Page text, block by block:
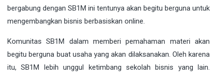
bergabung dengan SB1M ini tentunya akan begitu berguna untuk
mengembangkan bisnis berbasiskan online.
Komunitas SB1M dalam memberi pemahaman materi akan
begitu berguna buat usaha yang akan dilaksanakan. Oleh karena
itu, SB1M lebih unggul ketimbang sekolah bisnis yang lain.